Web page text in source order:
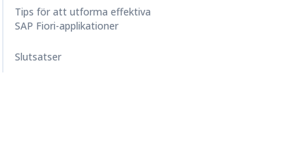
Tips för att utforma effektiva
SAP Fiori-applikationer
Slutsatser